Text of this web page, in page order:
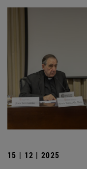
15 | 12 | 2025